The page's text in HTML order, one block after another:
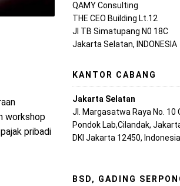
workshop
pribadi
QAMY Consulting
THE CEO Building Lt.12
Jl TB Simatupang N0 18C
Jakarta Selatan, INDONESIA
KANTOR CABANG
Jakarta Selatan
Jl. Margasatwa Raya No. 10
Pondok Lab,Cilandak,
DKI Jakarta 12450, Indonesia
BSD, GADING